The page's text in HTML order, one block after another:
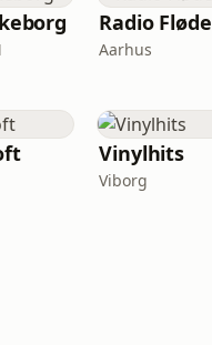
Radio Fløde
Aarhus
Vinylhits
Viborg